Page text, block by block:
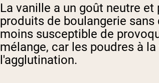
La vanille a un goût neutre
produits de boulangerie
moins susceptible de
mélange, car les poudres à
l'agglutination.